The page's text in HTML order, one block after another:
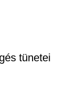
tünetei